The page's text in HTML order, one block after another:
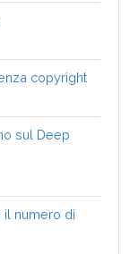
copyright
sul Deep
il numero di